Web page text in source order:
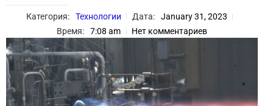
Категория: Технологии Дата:
January 31, 2023
Время:
7:08 am Нет комментариев